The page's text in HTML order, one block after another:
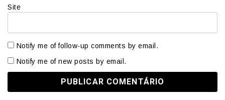
Site
Notify me of follow-up comments by email.
Notify me of new posts by email.